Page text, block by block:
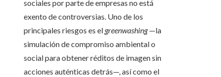
sociales por parte de empresas no está
exento de controversias. Uno de los
principales riesgos es el greenwashing—la
simulación de compromiso ambiental o
social para obtener réditos de imagen sin
acciones auténticas detrás—, así como el